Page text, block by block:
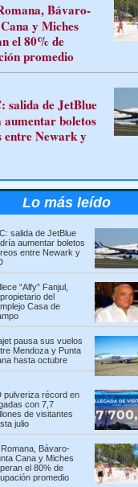
Bávaro-
y Miches
el 80% de
promedio
salida de JetBlue
boletos
entre Newark y
Lo más leído
salida de JetBlue
aumentar boletos
entre Newark y
“Alfy” Fanjul,
del
Casa de
pausa sus vuelos
Mendoza y Punta
hasta octubre
pulveriza récord en
con 7,7
de visitantes
julio
Romana, Bávaro-
Cana y Miches
el 80% de
promedio